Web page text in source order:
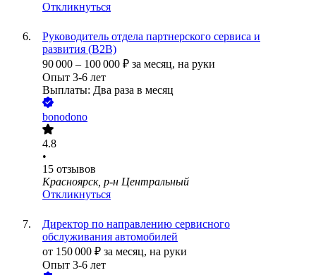
Откликнуться
Руководитель отдела партнерского сервиса и
развития (B2B)
90 000 – 100 000 ₽ за месяц, на руки
Опыт 3-6 лет
Выплаты: Два раза в месяц
bonodono
4.8
•
15 отзывов
Красноярск, р-н Центральный
Откликнуться
Директор по направлению сервисного
обслуживания автомобилей
от 150 000 ₽ за месяц, на руки
Опыт 3-6 лет